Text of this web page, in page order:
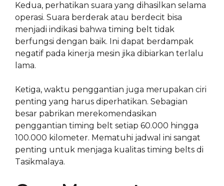
Kedua, perhatikan suara yang dihasilkan selama
operasi. Suara berderak atau berdecit bisa
menjadi indikasi bahwa timing belt tidak
berfungsi dengan baik. Ini dapat berdampak
negatif pada kinerja mesin jika dibiarkan terlalu
lama.
Ketiga, waktu penggantian juga merupakan ciri
penting yang harus diperhatikan. Sebagian
besar pabrikan merekomendasikan
penggantian timing belt setiap 60.000 hingga
100.000 kilometer. Mematuhi jadwal ini sangat
penting untuk menjaga kualitas timing belts di
Tasikmalaya.